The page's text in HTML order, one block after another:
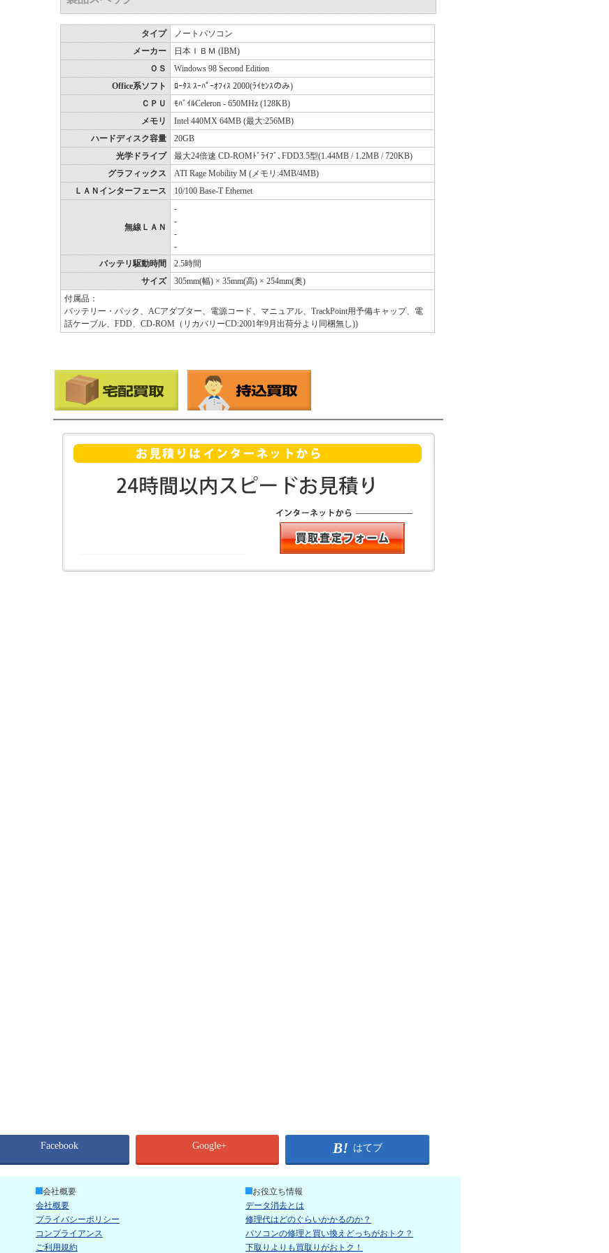
タイプ
ノートパソコン
メーカー
日本ＩＢＭ (IBM)
ＯＳ
Windows 98 Second Edition
Office系ソフト
ﾛｰﾀｽ ｽｰﾊﾟｰｵﾌｨｽ 2000(ﾗｲｾﾝｽのみ)
ＣＰＵ
ﾓﾊﾞｲﾙCeleron - 650MHz (128KB)
メモリ
Intel 440MX 64MB (最大:256MB)
ハードディスク容量
20GB
光学ドライブ
最大24倍速 CD-ROMﾄﾞﾗｲﾌﾞ､FDD3.5型(1.44MB / 1.2MB / 720KB)
グラフィックス
ATI Rage Mobility M (メモリ:4MB/4MB)
ＬＡＮインターフェース
10/100 Base-T Ethernet
無線ＬＡＮ
-
-
-
-
バッテリ駆動時間
2.5時間
サイズ
305mm(幅) × 35mm(高) × 254mm(奥)
付属品：
バッテリー・パック、ACアダプター、電源コード、マニュアル、TrackPoint用予備キャップ、電
話ケーブル、FDD、CD-ROM（リカバリーCD:2001年9月出荷分より同梱無し))
Facebook Google+ はてブ
会社概要
会社概要
プライバシーポリシー
コンプライアンス
ご利用規約
お役立ち情報
データ消去とは
修理代はどのぐらいかかるのか？
パソコンの修理と買い換えどっちがおトク？
下取りよりも買取りがおトク！